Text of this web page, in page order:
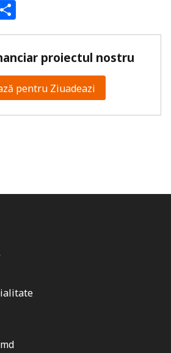
proiectul nostru
pentru Ziuadeazi